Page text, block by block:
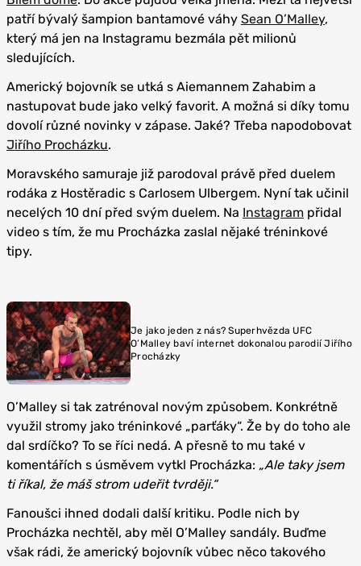
patří bývalý šampion bantamové váhy Sean O’Malley,
který má jen na Instagramu bezmála pět milionů
sledujících.
Americký bojovník se utká s Aiemannem Zahabim a
nastupovat bude jako velký favorit. A možná si díky tomu
dovolí různé novinky v zápase. Jaké? Třeba napodobovat
Jiřího Procházku.
Moravského samuraje již parodoval právě před duelem
rodáka z Hostěradic s Carlosem Ulbergem. Nyní tak učinil
necelých 10 dní před svým duelem. Na Instagram přidal
video s tím, že mu Procházka zaslal nějaké tréninkové
tipy.
Je jako jeden z nás? Superhvězda UFC
O’Malley baví internet dokonalou parodií Jiřího
Procházky
O’Malley si tak zatrénoval novým způsobem. Konkrétně
využil stromy jako tréninkové „parťáky“. Že by do toho ale
dal srdíčko? To se říci nedá. A přesně to mu také v
komentářích s úsměvem vytkl Procházka: „Ale taky jsem
ti říkal, že máš strom udeřit tvrději.“
Fanoušci ihned dodali další kritiku. Podle nich by
Procházka nechtěl, aby měl O’Malley sandály. Buďme
však rádi, že americký bojovník vůbec něco takového